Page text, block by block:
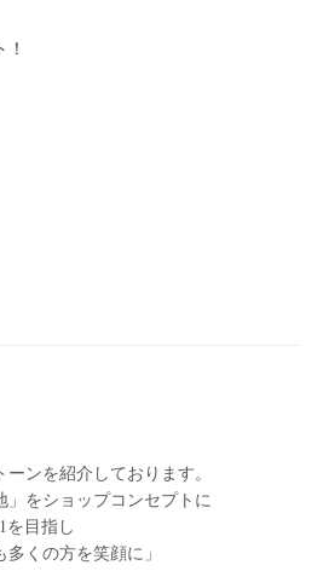
ンを紹介しております。
」をショップコンセプトに
を目指し
多くの方を笑顔に」